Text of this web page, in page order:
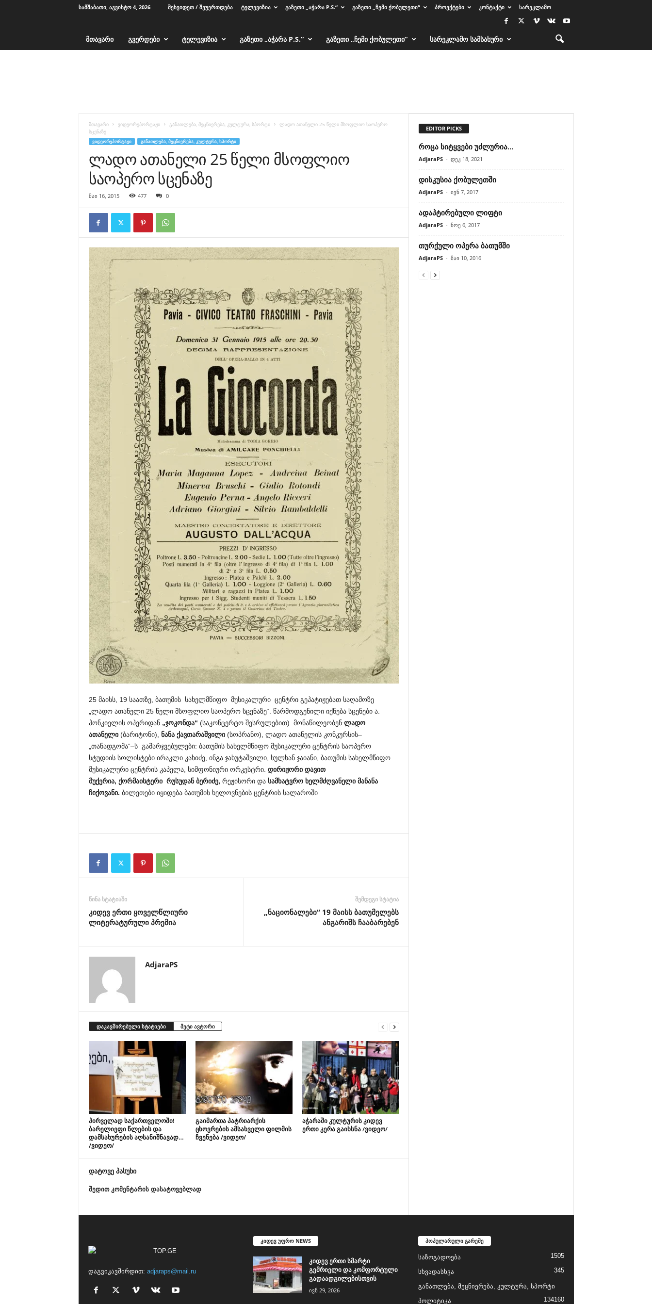
ᲡᲐᲛᲨᲐᲑᲐᲗᲘ, ᲐᲒᲕᲘᲡᲢᲝ 4, 2026 ᲨᲔᲮᲕᲘᲓᲔᲗ / ᲨᲔᲣᲔᲠᲗᲓᲔᲑᲐ ᲢᲔᲚᲔᲕᲘᲖᲘᲐ ᲒᲐᲖᲔᲗᲘ „ᲐᲭᲐᲠᲐ P.S.“ ᲒᲐᲖᲔᲗᲘ „ᲩᲔᲛᲘ ᲥᲝᲑᲣᲚᲔᲗᲘ“ ᲞᲠᲝᲔᲥᲢᲔᲑᲘ ᲙᲝᲜᲢᲐᲥᲢᲘ ᲡᲐᲠᲔᲙᲚᲐᲛᲝ
ᲛᲗᲐᲕᲐᲠᲘ ᲒᲕᲔᲠᲓᲔᲑᲘ ᲢᲔᲚᲔᲕᲘᲖᲘᲐ ᲒᲐᲖᲔᲗᲘ „ᲐᲭᲐᲠᲐ P.S.“ ᲒᲐᲖᲔᲗᲘ „ᲩᲔᲛᲘ ᲥᲝᲑᲣᲚᲔᲗᲘ“ ᲡᲐᲠᲔᲙᲚᲐᲛᲝ ᲡᲐᲛᲡᲐᲮᲣᲠᲘ
მთავარი ვიდეორეპორტაჟი განათლება, მეცნიერება, კულტურა, სპორტი
ლადო ათანელი 25 წელი მსოფლიო საოპერო
სცენაზე
ᲕᲘᲓᲔᲝᲠᲔᲞᲝᲠᲢᲐᲟᲘ ᲒᲐᲜᲐᲗᲚᲔᲑᲐ, ᲛᲔᲪᲜᲘᲔᲠᲔᲑᲐ, ᲙᲣᲚᲢᲣᲠᲐ, ᲡᲞᲝᲠᲢᲘ
ლადო ათანელი 25 წელი მსოფლიო
საოპერო სცენაზე
მაი 16, 2015 477 0
25 მაისს, 19 საათზე, ბათუმის სახელმწიფო მუსიკალური ცენტრი გეპატიჟებათ საღამოზე
„ლადო ათანელი 25 წელი მსოფლიო საოპერო სცენაზე“. წარმოდგენილი იქნება სცენები ა.
პონკიელის ოპერიდან „ჯოკონდა“ (საკონცერტო შესრულებით). მონაწილეობენ:ლადო
ათანელი (ბარიტონი), ნანა ქავთარაშვილი (სოპრანო), ლადო ათანელის კონკურსის–
„თანადგომა“–ს გამარჯვებულები: ბათუმის სახელმწიფო მუსიკალური ცენტრის საოპერო
სტუდიის სოლისტები ირაკლი კახიძე, ინგა ჯახუტაშვილი, სულხან ჯაიანი, ბათუმის სახელმწიფო
მუსიკალური ცენტრის კაპელა, სიმფონიური ორკესტრი. დირიჟორი დავით
მუქერია, ქორმაისტერი რუსუდან ბერიძე, რეჟისორი და სამხატვრო ხელმძღვანელი მანანა
ჩიქოვანი. ბილეთები იყიდება ბათუმის ხელოვნების ცენტრის სალაროში
წინა სტატიაში
კიდევ ერთი ყოველწლიური
ლიტერატურული პრემია
შემდეგი სტატია
„ნაციონალები“ 19 მაისს ბათუმელებს
ანგარიშს ჩააბარებენ
AdjaraPS
დაკავშირებული სტატიები მეტი ავტორი
პირველად საქართველოში!
ბარელიეფი წლების და
დამსახურების აღსანიშნავად…
/ვიდეო/
გაიმართა პატრიარქის
ცხოვრების ამსახველი ფილმის
ჩვენება /ვიდეო/
აჭარაში კულტურის კიდევ
ერთი კერა გაიხსნა /ვიდეო/
დატოვე პასუხი
შედით კომენტარის დასატოვებლად
EDITOR PICKS
როცა სიტყვები უძლურია…
AdjaraPS - დეკ 18, 2021
დისკუსია ქობულეთში
AdjaraPS - ივნ 7, 2017
ადაპტირებული ლიფტი
AdjaraPS - ნოე 6, 2017
თურქული ოპერა ბათუმში
AdjaraPS - მაი 10, 2016
დაგვიკავშირდით: adjaraps@mail.ru
კიდევ უფრო NEWS
კიდევ ერთი სმარტი
გემრიელი და კომფორტული
გადაადგილებისთვის
ივნ 29, 2026
პოპულარული გარეშე
საზოგადოება 1505
სხვადასხვა 345
განათლება, მეცნიერება, კულტურა, სპორტი
160
პოლიტიკა 134